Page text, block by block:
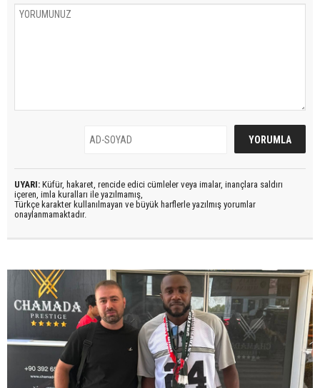
UYARI: Küfür, hakaret, rencide edici cümleler veya imalar, inançlara saldırı
içeren, imla kuralları ile yazılmamış,
Türkçe karakter kullanılmayan ve büyük harflerle yazılmış yorumlar
onaylanmamaktadır.